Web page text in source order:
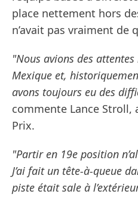
place nettement hors
n’avait pas vraiment de
"Nous avions des
Mexique et,
avons toujours eu des
commente Lance Stroll,
Prix.
"Partir en 19e position
J’ai fait un tête-à-queue
piste était sale à